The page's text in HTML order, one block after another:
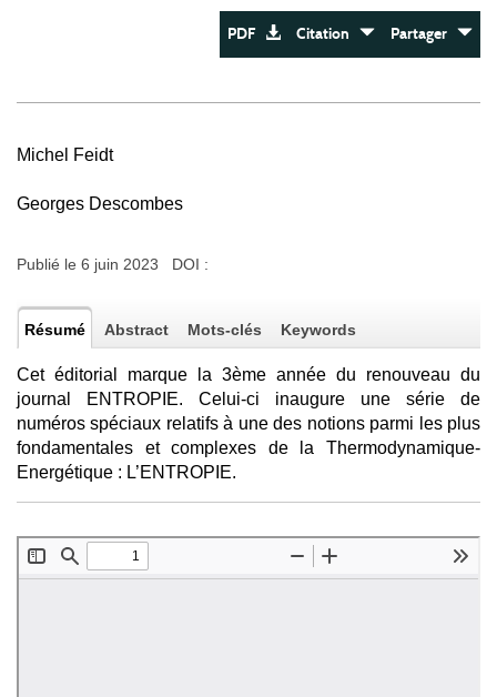
PDF Citation Partager
Michel Feidt
Georges Descombes
Publié le 6 juin 2023 DOI :
Résumé Abstract Mots-clés Keywords
Cet éditorial marque la 3ème année du renouveau du
journal ENTROPIE. Celui-ci inaugure une série de
numéros spéciaux relatifs à une des notions parmi les plus
fondamentales et complexes de la Thermodynamique-
Energétique : L’ENTROPIE.